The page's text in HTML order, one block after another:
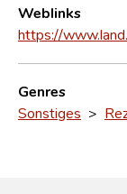
Weblinks
https://
Genres
Sonstiges >